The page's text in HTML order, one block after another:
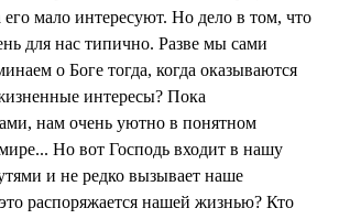
мало интересуют. Но дело в том, что
для нас типично. Разве мы сами
о Боге тогда, когда оказываются
интересы? Пока
нам очень уютно в понятном
Но вот Господь входит в нашу
и не редко вызывает наше
распоряжается нашей жизнью? Кто